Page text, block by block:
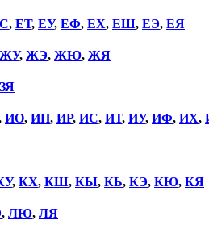
, ЕТ, ЕУ, ЕФ, ЕХ, ЕШ, ЕЭ, ЕЯ
ЖУ, ЖЭ, ЖЮ, ЖЯ
ЗЯ
ИО, ИП, ИР, ИС, ИТ, ИУ, ИФ, ИХ,
, КХ, КШ, КЫ, КЬ, КЭ, КЮ, КЯ
, ЛЮ, ЛЯ